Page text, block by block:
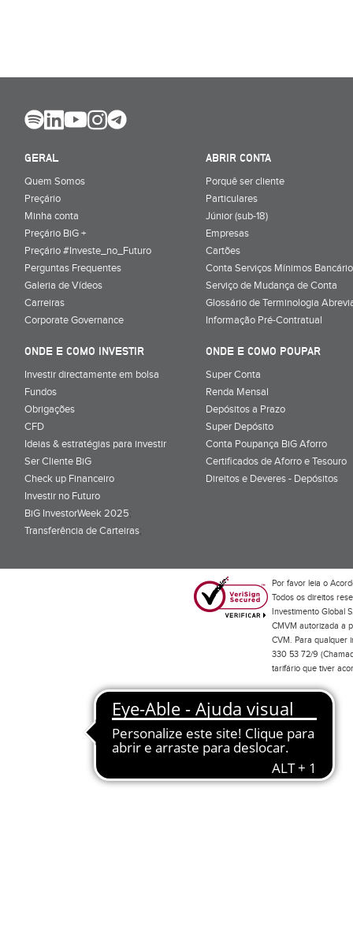
GERAL
Quem Somos
Preçário
Minha conta
Preçário BiG +
Preçário #Investe_no_Futuro
Perguntas Frequentes
Galeria de Vídeos
Carreiras
Corporate Governance
ABRIR CONTA
Porquê ser cliente
Particulares
Júnior (sub-18)
Empresas
Cartões
Conta Serviços Mínimos
Serviço de Mudança de Conta
Glossário de Terminologia
Informação Pré-Contratual
ONDE E COMO INVESTIR
Investir directamente em bolsa
Fundos
Obrigações
CFD
Ideias & estratégias para investir
Ser Cliente BiG
Check up Financeiro
Investir no Futuro
BiG InvestorWeek 2025;
Transferência de Carteiras;
ONDE E COMO POUPAR
Super Conta
Renda Mensal
Depósitos a Prazo
Super Depósito
Conta Poupança BiG Aforro
Certificados de Aforro e Tesouro
Direitos e Deveres - Depósitos
Por favor leia o
Todos os direitos
Investimento Global
CMVM autorizada a
CVM. Para qualquer
330 53 72/9
tarifário que tiver